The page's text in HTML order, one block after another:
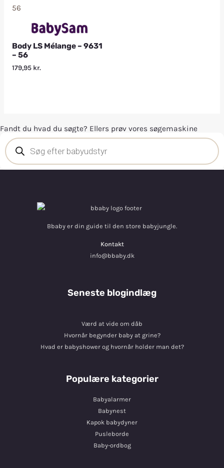
Body LS Mélange – 9631
– 56
179,95 kr.
Fandt du hvad du søgte? Ellers prøv vores søgemaskine
Bbaby er din guide til den store babyjungle.
Kontakt
info@bbaby.dk
Seneste blogindlæg
Værd at vide om dåb
Hvornår begynder baby at grine?
Hvad er babyshower og hvornår holder man det?
Populære kategorier
Babyalarmer
Babynest
Kapok babydyner
Pusleborde
Baby-ordbog